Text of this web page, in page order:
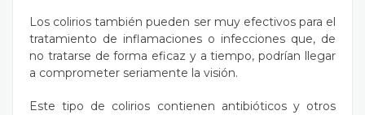
Los colirios también pueden ser muy efectivos para el
tratamiento de inflamaciones o infecciones que, de
no tratarse de forma eficaz y a tiempo, podrían llegar
a comprometer seriamente la visión.
Este tipo de colirios contienen antibióticosy otros